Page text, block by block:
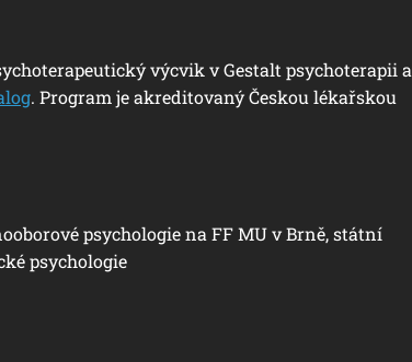
výcvik v Gestalt psychoterapii a
. Program je akreditovaný Českou lékařskou
psychologie na FF MU v Brně, státní
psychologie